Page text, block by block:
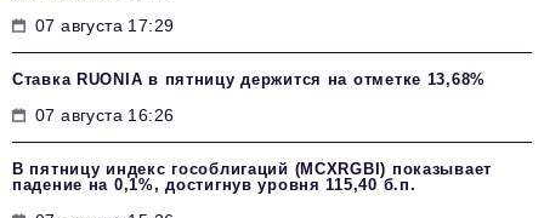
07 августа 17:29
Ставка RUONIA в пятницу держится на отметке 13,68%
07 августа 16:26
В пятницу индекс гособлигаций (MCXRGBI) показывает
падение на 0,1%, достигнув уровня 115,40 б.п.